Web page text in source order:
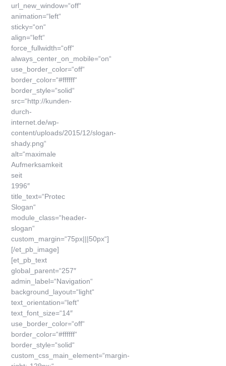
url_new_window=“off“
animation=“left“
sticky=“on“
align=“left“
force_fullwidth=“off“
always_center_on_mobile=“on“
use_border_color=“off“
border_color=“#ffffff“
border_style=“solid“
src=“http://kunden-
durch-
internet.de/wp-
content/uploads/2015/12/slogan-
shady.png“
alt=“maximale
Aufmerksamkeit
seit
1996″
title_text=“Protec
Slogan“
module_class=“header-
slogan“
custom_margin=“75px|||50px“]
[/et_pb_image]
[et_pb_text
global_parent=“257″
admin_label=“Navigation“
background_layout=“light“
text_orientation=“left“
text_font_size=“14″
use_border_color=“off“
border_color=“#ffffff“
border_style=“solid“
custom_css_main_element=“margin-